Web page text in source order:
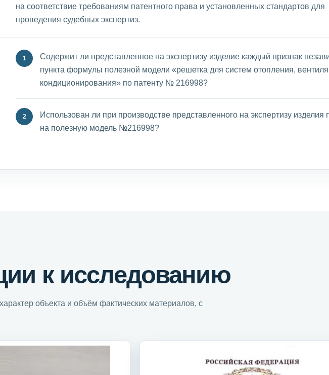
на соответствие требованиям патентного права и установленных стандартов для
проведения судебных экспертиз.
Содержит ли представленное на экспертизу изделие каждый признак
пункта формулы полезной модели «решетка для систем отопления,
кондиционирования» по патенту № 216998?
Использован ли при производстве представленного на экспертизу изделия
на полезную модель №216998?
к исследованию
объекта и объём фактических материалов, с